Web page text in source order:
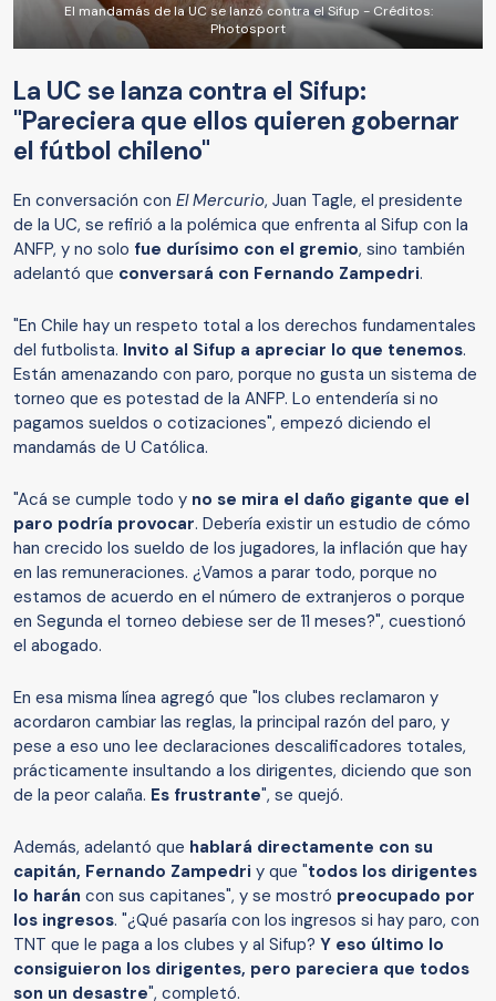
El mandamás de la UC se lanzó contra el Sifup - Créditos:
Photosport
La UC se lanza contra el Sifup:
"Pareciera que ellos quieren gobernar
el fútbol chileno"
En conversación con El Mercurio, Juan Tagle, el presidente
de la UC, se refirió a la polémica que enfrenta al Sifup con la
ANFP, y no solo fue durísimo con el gremio, sino también
adelantó que conversará con Fernando Zampedri.
"En Chile hay un respeto total a los derechos fundamentales
del futbolista. Invito al Sifup a apreciar lo que tenemos.
Están amenazando con paro, porque no gusta un sistema de
torneo que es potestad de la ANFP. Lo entendería si no
pagamos sueldos o cotizaciones", empezó diciendo el
mandamás de U Católica.
"Acá se cumple todo y no se mira el daño gigante que el
paro podría provocar. Debería existir un estudio de cómo
han crecido los sueldo de los jugadores, la inflación que hay
en las remuneraciones. ¿Vamos a parar todo, porque no
estamos de acuerdo en el número de extranjeros o porque
en Segunda el torneo debiese ser de 11 meses?", cuestionó
el abogado.
En esa misma línea agregó que "los clubes reclamaron y
acordaron cambiar las reglas, la principal razón del paro, y
pese a eso uno lee declaraciones descalificadores totales,
prácticamente insultando a los dirigentes, diciendo que son
de la peor calaña. Es frustrante", se quejó.
Además, adelantó que hablará directamente con su
capitán, Fernando Zampedri y que "todos los dirigentes
lo harán con sus capitanes", y se mostró preocupado por
los ingresos. "¿Qué pasaría con los ingresos si hay paro, con
TNT que le paga a los clubes y al Sifup? Y eso último lo
consiguieron los dirigentes, pero pareciera que todos
son un desastre", completó.